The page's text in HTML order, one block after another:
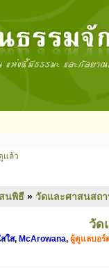
แล้ว
นพิธี » วัดและศาสนสถ
วัด
ใส, McArowana, ผู้ดูแลบอร์